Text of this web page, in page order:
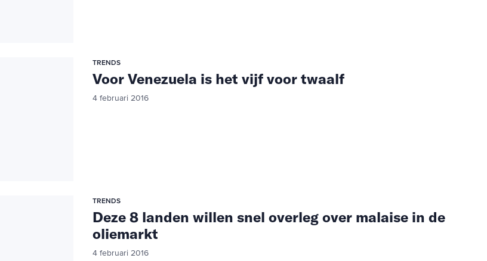
TRENDS
Voor Venezuela is het vijf voor twaalf
4 februari 2016
TRENDS
Deze 8 landen willen snel overleg over malaise in de
oliemarkt
4 februari 2016